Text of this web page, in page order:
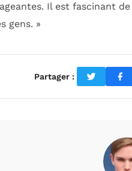
Il est fascinant
gens. »
Partager :